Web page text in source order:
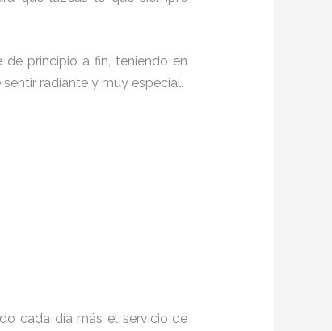
principio a fin, teniendo en
radiante y muy especial.
cada día más el servicio de